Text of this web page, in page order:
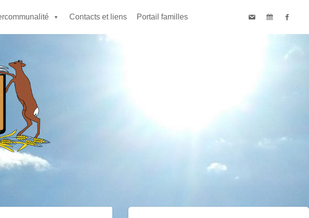
Contacts et liens Portail familles